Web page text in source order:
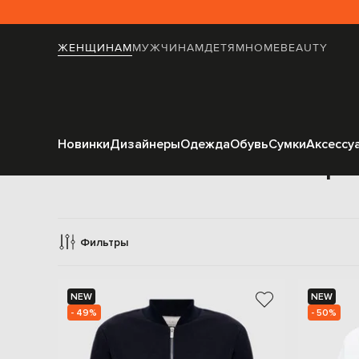
ЖЕНЩИНАММУЖЧИНАМДЕТЯМHOMEBEAUTY
НовинкиДизайнерыОдеждаОбувьСумки
Фильтры
NEW
- 49%
NEW
- 50%